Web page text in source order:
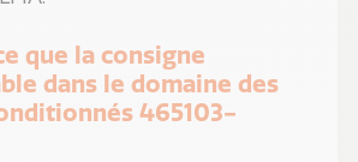
que la consigne
dans le domaine des
465103-